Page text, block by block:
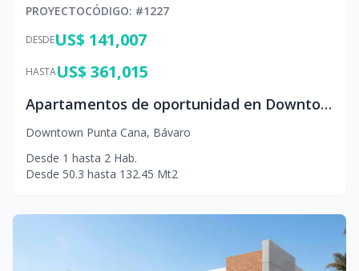
PROYECTOCÓDIGO: #1227
DESDEUS$ 141,007
HASTAUS$ 361,015
Apartamentos de oportunidad en Downtown Punta Cana
Downtown Punta Cana, Bávaro
Desde 1 hasta 2 Hab.
Desde 50.3 hasta 132.45 Mt2